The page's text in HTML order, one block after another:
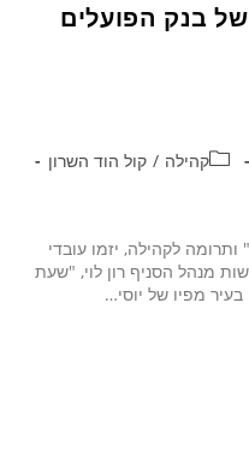
בנק הפועלים
קהילה / קול הוד השרון
לקהילה, יזמו עובדי
מנהל הסניף רון לוי, "שעת
מפיו של יוסי…